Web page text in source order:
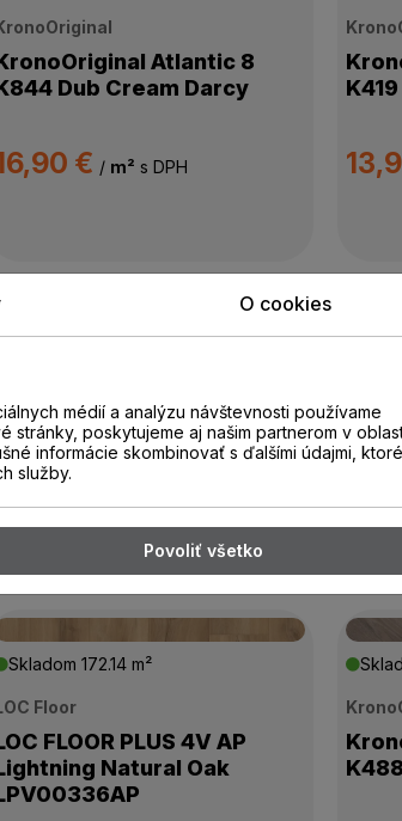
Atlantic 8
Dub Cream Darcy
€ / m² s DPH
FLOOR EXTRA Natural
Oak LCE00431APL
€/m²s DPH
LOC
Skladom 172.14 m²
Floor
FLOOR PLUS 4V AP
Natural Oak
O cookies
médií a analýzu návštevnosti používame
poskytujeme aj našim partnerom v
informácie skombinovať s ďalšími údajmi, ktoré
služby.
Povoliť všetko